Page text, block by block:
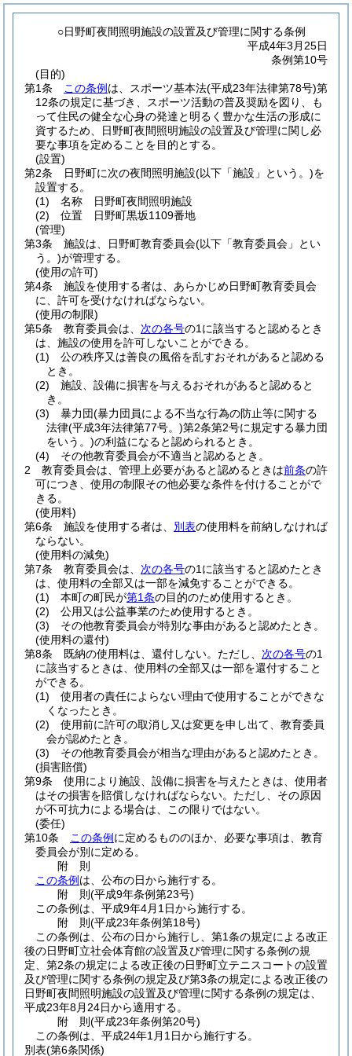
○日野町夜間照明施設の設置及び管理に関する条例
平成4年3月25日
条例第10号
(目的)
第1条
この条例 は、スポーツ基本法(平成23年法律第78号)第
12条の規定に基づき、スポーツ活動の普及奨励を図り、も
って住民の健全な心身の発達と明るく豊かな生活の形成に
資するため、日野町夜間照明施設の設置及び管理に関し必
要な事項を定めることを目的とする。
(設置)
第2条
日野町に次の夜間照明施設(以下「施設」という。)を
設置する。
(1)
名称 日野町夜間照明施設
(2)
位置 日野町黒坂1109番地
(管理)
第3条
施設は、日野町教育委員会(以下「教育委員会」とい
う。)が管理する。
(使用の許可)
第4条
施設を使用する者は、あらかじめ日野町教育委員会
に、許可を受けなければならない。
(使用の制限)
第5条
教育委員会は、 次の各号の1に該当すると認めるとき
は、施設の使用を許可しないことができる。
(1)
公の秩序又は善良の風俗を乱すおそれがあると認める
とき。
(2)
施設、設備に損害を与えるおそれがあると認めると
き。
(3)
暴力団(暴力団員による不当な行為の防止等に関する
法律(平成3年法律第77号。)第2条第2号に規定する暴力団
をいう。)の利益になると認められるとき。
(4)
その他教育委員会が不適当と認めるとき。
2
教育委員会は、管理上必要があると認めるときは前条の許
可につき、使用の制限その他必要な条件を付けることがで
きる。
(使用料)
第6条
施設を使用する者は、 別表の使用料を前納しなければ
ならない。
(使用料の減免)
第7条
教育委員会は、 次の各号の1に該当すると認めたとき
は、使用料の全部又は一部を減免することができる。
(1)
本町の町民が第1条の目的のため使用するとき。
(2)
公用又は公益事業のため使用するとき。
(3)
その他教育委員会が特別な事由があると認めたとき。
(使用料の還付)
第8条
既納の使用料は、還付しない。 ただし、 次の各号の1
に該当するときは、使用料の全部又は一部を還付すること
ができる。
(1)
使用者の責任によらない理由で使用することができな
くなったとき。
(2)
使用前に許可の取消し又は変更を申し出て、教育委員
会が認めたとき。
(3)
その他教育委員会が相当な理由があると認めたとき。
(損害賠償)
第9条
使用により施設、設備に損害を与えたときは、使用者
はその損害を賠償しなければならない。 ただし、その原因
が不可抗力による場合は、この限りではない。
(委任)
第10条
この条例 に定めるもののほか、必要な事項は、教育
委員会が別に定める。
附 則
この条例 は、公布の日から施行する。
附 則(平成9年条例第23号)
この条例は、平成9年4月1日から施行する。
附 則(平成23年条例第18号)
この条例は、公布の日から施行し、第1条の規定による改正
後の日野町立社会体育館の設置及び管理に関する条例の規
定、第2条の規定による改正後の日野町立テニスコートの設置
及び管理に関する条例の規定及び第3条の規定による改正後の
日野町夜間照明施設の設置及び管理に関する条例の規定は、
平成23年8月24日から適用する。
附 則(平成23年条例第20号)
この条例は、平成24年1月1日から施行する。
別表(第6条関係)